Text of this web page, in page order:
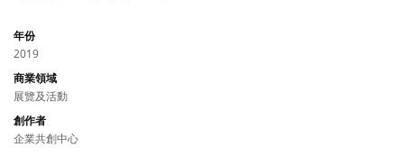
年份
2019
商業領域
展覽及活動
創作者
企業共創中心